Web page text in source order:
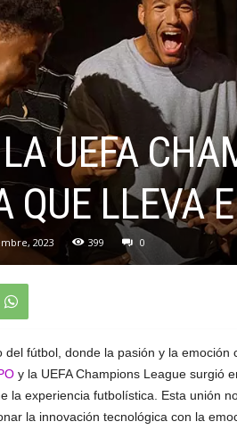
UEFA
QUE LLEVA
2023 399 0
del fútbol, donde la pasión y la
y la UEFA Champions League surgió
la experiencia futbolística. Esta unión
la innovación tecnológica con la